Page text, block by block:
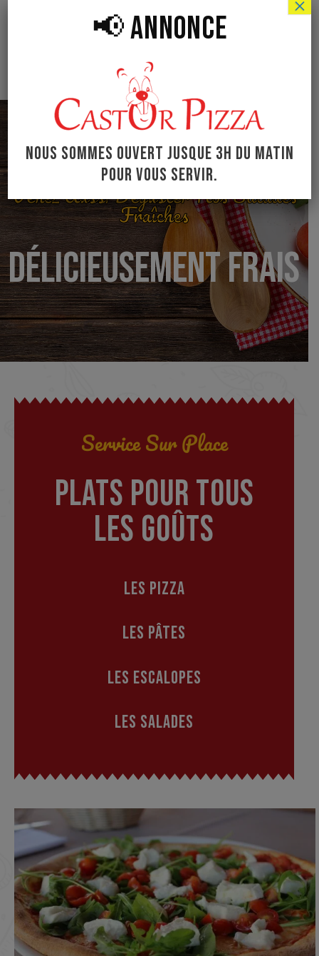
COMMANDEZ MAINTENANT
Venez Aussi Déguster Nos Salades
Fraîches
DÉLICIEUSEMENT FRAIS
Service Sur Place
PLATS POUR TOUS
LES GOÛTS
LES PIZZA
LES PÂTES
LES ESCALOPES
LES SALADES
📢 ANNONCE
NOUS SOMMES OUVERT JUSQUE 3H DU MATIN
POUR VOUS SERVIR.
×